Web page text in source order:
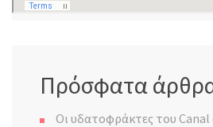
Πρόσφατα
Οι υδατοφράκτες του Canal